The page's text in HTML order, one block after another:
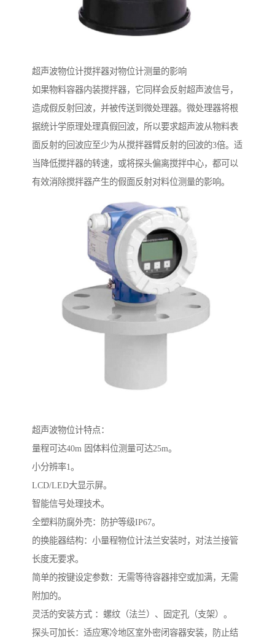
超声波物位计搅拌器对物位计测量的影响
如果物料容器内装搅拌器，它同样会反射超声波信号，
造成假反射回波，并被传送到微处理器。微处理器将根
据统计学原理处理真假回波，所以要求超声波从物料表
面反射的回波应至少为从搅拌器臂反射的回波的3倍。适
当降低搅拌器的转速，或将探头偏离搅拌中心，都可以
有效消除搅拌器产生的假面反射对料位测量的影响。
超声波物位计特点：
量程可达40m 固体料位测量可达25m。
小分辨率1。
LCD/LED大显示屏。
智能信号处理技术。
全塑料防腐外壳：防护等级IP67。
的换能器结构：小量程物位计法兰安装时，对法兰接管
长度无要求。
简单的按键设定参数：无需等待容器排空或加满，无需
附加的。
灵活的安装方式 ：螺纹（法兰）、固定孔（支架）。
探头可加长：适应寒冷地区室外密闭容器安装，防止结